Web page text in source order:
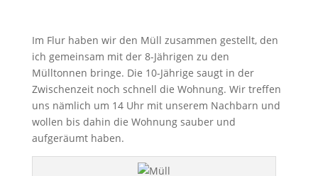
Im Flur haben wir den Müll zusammen gestellt, den
ich gemeinsam mit der 8-Jährigen zu den
Mülltonnen bringe. Die 10-Jährige saugt in der
Zwischenzeit noch schnell die Wohnung. Wir treffen
uns nämlich um 14 Uhr mit unserem Nachbarn und
wollen bis dahin die Wohnung sauber und
aufgeräumt haben.